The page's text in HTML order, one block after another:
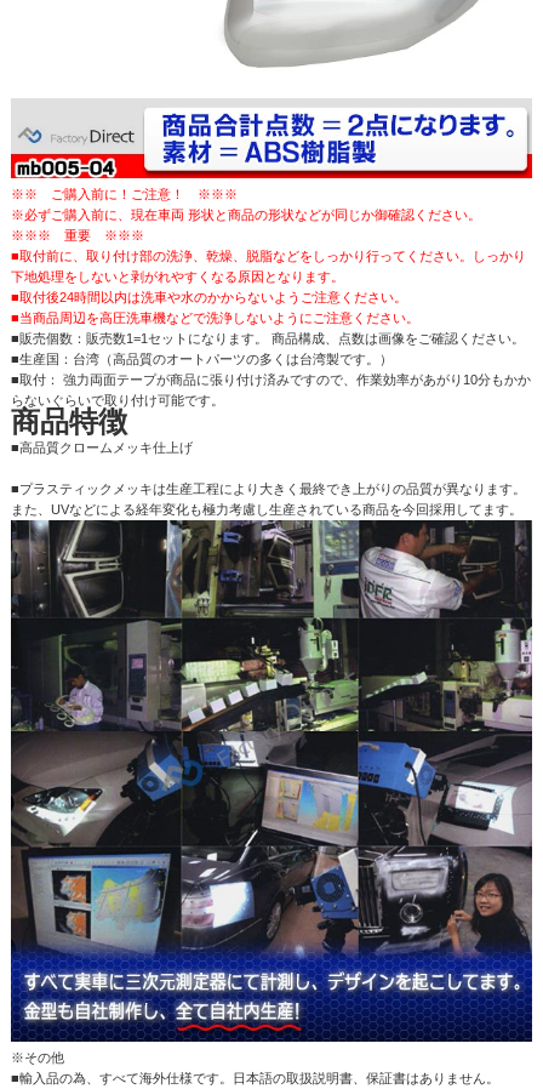
※※ ご購入前に！ご注意！ ※※※
※必ずご購入前に、現在車両 形状と商品の形状などが同じか御確認ください。
※※※ 重要 ※※※
■取付前に、取り付け部の洗浄、乾燥、脱脂などをしっかり行ってください。しっかり
下地処理をしないと剥がれやすくなる原因となります。
■取付後24時間以内は洗車や水のかからないようご注意ください。
■当商品周辺を高圧洗車機などで洗浄しないようにご注意ください。
■販売個数：販売数1=1セットになります。 商品構成、点数は画像をご確認ください。
■生産国：台湾（高品質のオートパーツの多くは台湾製です。）
■取付： 強力両面テープが商品に張り付け済みですので、作業効率があがり10分もかか
らないぐらいで取り付け可能です。
商品特徴
■高品質クロームメッキ仕上げ
■プラスティックメッキは生産工程により大きく最終でき上がりの品質が異なります。
また、UVなどによる経年変化も極力考慮し生産されている商品を今回採用してます。
※その他
■輸入品の為、すべて海外仕様です。日本語の取扱説明書、保証書はありません。